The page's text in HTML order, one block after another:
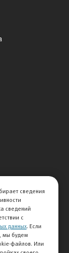
сведения
сведений
с
данных. Если
мы будем
файлов. Или